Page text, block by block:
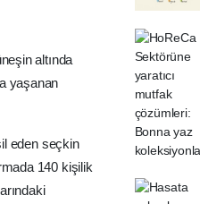
altında
yaşanan
eden seçkin
140 kişilik